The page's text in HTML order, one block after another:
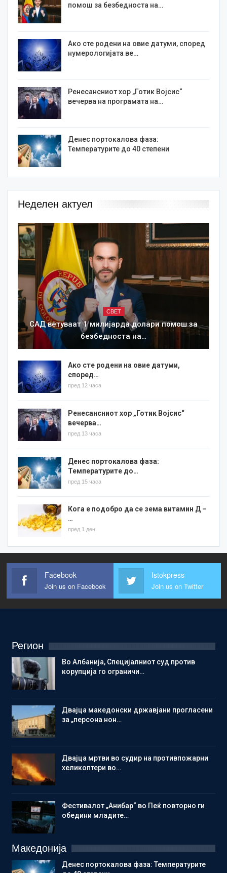
помош за безбедноста на…
Ако сте родени на овие датуми, според
нумерологијата ве…
Ренесансниот хор „Готик Војсис“
вечерва на програмата на…
Денес портокалова фаза:
Температурите до 40 степени
Неделен актуел
СВЕТ
САД ветуваат 1 милијарда долари помош за
безбедноста на…
Ако сте родени на овие датуми,
според…
пред 12 часа
Ренесансниот хор „Готик Војсис“
вечерва…
пред 13 часа
Денес портокалова фаза:
Температурите до…
пред 15 часа
Кога е подобро да се зема витамин Д –
…
пред 1 ден
Facebook
Join us on Facebook
Istokpress
Join us on Twitter
Регион
Во Албанија, Специјалниот суд против
корупција го ограничи…
Двајца македонски државјани прогласени
за „персона нон…
Двајца мртви во судир на противпожарни
хеликоптери во…
Фестивалот „Анибар“ во Пеќ повторно ги
обедини младите…
Македонија
Денес портокалова фаза: Температурите